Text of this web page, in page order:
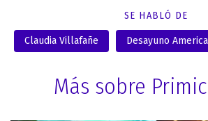
SE HABLÓ DE
Claudia Villafañe Desayuno
Más sobre